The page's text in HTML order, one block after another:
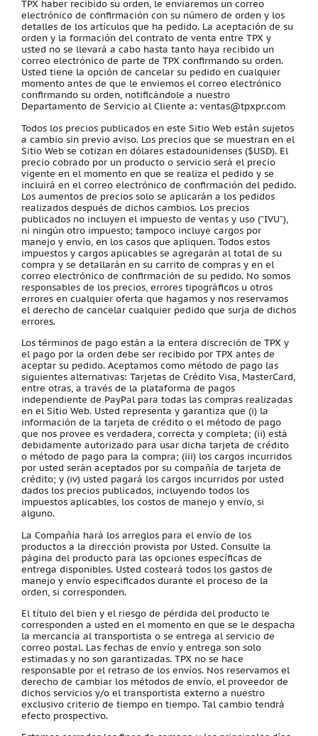
TPX haber recibido su orden, le enviaremos un correo
electrónico de confirmación con su número de orden y los
detalles de los artículos que ha pedido. La aceptación de su
orden y la formación del contrato de venta entre TPX y
usted no se llevará a cabo hasta tanto haya recibido un
correo electrónico de parte de TPX confirmando su orden.
Usted tiene la opción de cancelar su pedido en cualquier
momento antes de que le enviemos el correo electrónico
confirmando su orden, notificándole a nuestro
Departamento de Servicio al Cliente a: ventas@tpxpr.com
Todos los precios publicados en este Sitio Web están sujetos
a cambio sin previo aviso. Los precios que se muestran en el
Sitio Web se cotizan en dólares estadounidenses ($USD). El
precio cobrado por un producto o servicio será el precio
vigente en el momento en que se realiza el pedido y se
incluirá en el correo electrónico de confirmación del pedido.
Los aumentos de precios solo se aplicarán a los pedidos
realizados después de dichos cambios. Los precios
publicados no incluyen el impuesto de ventas y uso (“IVU”),
ni ningún otro impuesto; tampoco incluye cargos por
manejo y envío, en los casos que apliquen. Todos estos
impuestos y cargos aplicables se agregarán al total de su
compra y se detallarán en su carrito de compras y en el
correo electrónico de confirmación de su pedido. No somos
responsables de los precios, errores tipográficos u otros
errores en cualquier oferta que hagamos y nos reservamos
el derecho de cancelar cualquier pedido que surja de dichos
errores.
Los términos de pago están a la entera discreción de TPX y
el pago por la orden debe ser recibido por TPX antes de
aceptar su pedido. Aceptamos como método de pago las
siguientes alternativas: Tarjetas de Crédito Visa, MasterCard,
entre otras, a través de la plataforma de pagos
independiente de PayPal para todas las compras realizadas
en el Sitio Web. Usted representa y garantiza que (i) la
información de la tarjeta de crédito o el método de pago
que nos provee es verdadera, correcta y completa; (ii) está
debidamente autorizado para usar dicha tarjeta de crédito
o método de pago para la compra; (iii) los cargos incurridos
por usted serán aceptados por su compañía de tarjeta de
crédito; y (iv) usted pagará los cargos incurridos por usted
dados los precios publicados, incluyendo todos los
impuestos aplicables, los costos de manejo y envío, si
alguno.
La Compañía hará los arreglos para el envío de los
productos a la dirección provista por Usted. Consulte la
página del producto para las opciones específicas de
entrega disponibles. Usted costeará todos los gastos de
manejo y envío especificados durante el proceso de la
orden, si corresponden.
El título del bien y el riesgo de pérdida del producto le
corresponden a usted en el momento en que se le despacha
la mercancía al transportista o se entrega al servicio de
correo postal. Las fechas de envío y entrega son solo
estimadas y no son garantizadas. TPX no se hace
responsable por el retraso de los envíos. Nos reservamos el
derecho de cambiar los métodos de envío, el proveedor de
dichos servicios y/o el transportista externo a nuestro
exclusivo criterio de tiempo en tiempo. Tal cambio tendrá
efecto prospectivo.